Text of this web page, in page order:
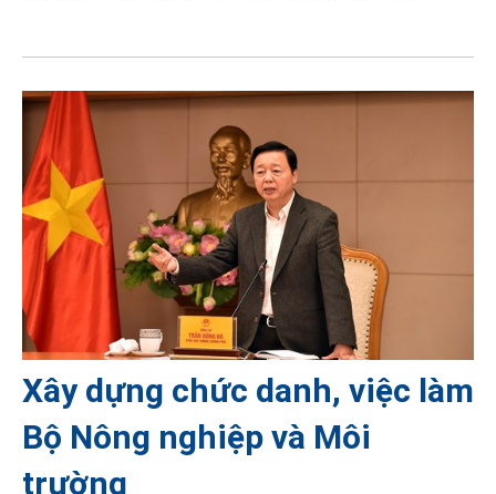
Xây dựng chức danh, việc làm
Bộ Nông nghiệp và Môi
trường